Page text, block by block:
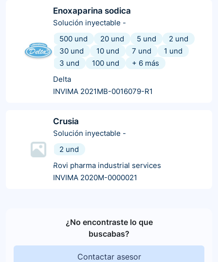
Enoxaparina sodica
Solución inyectable -
500 und
20 und 5 und
2 und
30 und
10 und 7 und
1 und
3 und
100 und + 6 más
Delta
INVIMA 2021MB-0016079-R1
Crusia
Solución inyectable -
2 und
Rovi pharma industrial services
INVIMA 2020M-0000021
¿No encontraste lo que
buscabas?
Contactar asesor